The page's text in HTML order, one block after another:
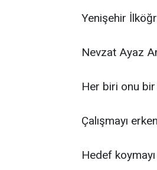
Yenişehir
Nevzat Ayaz
Her biri onu bir
Çalışmayı
Hedef